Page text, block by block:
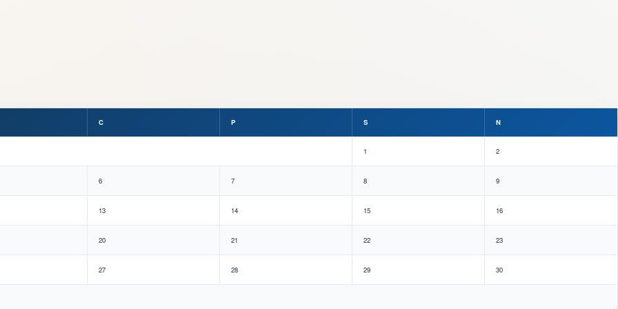
C P S N
1 2
6 7 8 9
13 14 15 16
20 21 22 23
27 28 29 30